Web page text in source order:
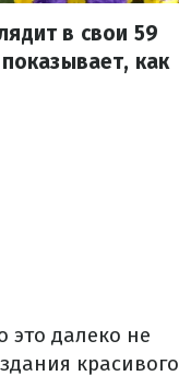
в свои 59
как
это далеко не
красивого